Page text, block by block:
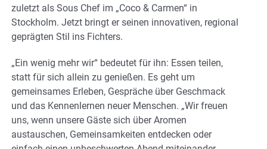
zuletzt als Sous Chef im „Coco & Carmen“ in
Stockholm. Jetzt bringt er seinen innovativen, regional
geprägten Stil ins Fichters.
„Ein wenig mehr wir“ bedeutet für ihn: Essen teilen,
statt für sich allein zu genießen. Es geht um
gemeinsames Erleben, Gespräche über Geschmack
und das Kennenlernen neuer Menschen. „Wir freuen
uns, wenn unsere Gäste sich über Aromen
austauschen, Gemeinsamkeiten entdecken oder